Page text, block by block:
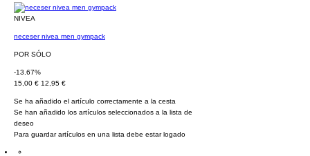
NIVEA
neceser nivea men gympack
POR SÓLO
-13.67%
15,00 € 12,95 €
Se ha añadido el artículo correctamente a la cesta
Se han añadido los artículos seleccionados a la lista de
deseo
Para guardar artículos en una lista debe estar logado